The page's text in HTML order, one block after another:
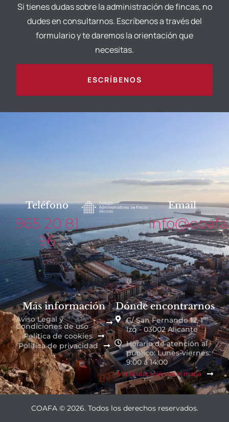
Si tienes dudas sobre la administración de fincas, no
dudes en consultarnos. Escríbenos a través del
formulario y te daremos la orientación que
necesitas.
ESCRÍBENOS
Teléfono
965 20 81
96
Email
Más información
Aviso Legal y
Condiciones de uso
Política de cookies
Política de privacidad
Dónde encontrarnos
C/ San Fernando 12, 1º
Izq - 03002 Alicante
Horario de atención al
público: Lunes-viernes:
9:00 a 14:00
Ver la ubicación en el mapa
COAFA © 2026. Todos los derechos reservados.